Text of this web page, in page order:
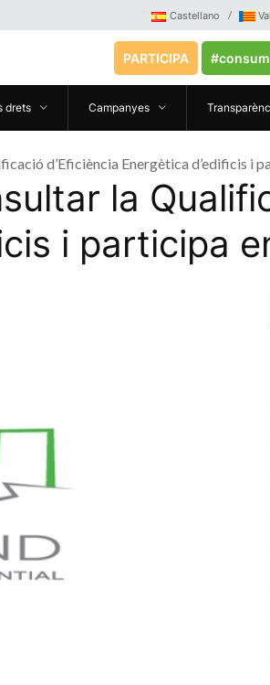
Castellano
PARTICIPA
drets Campanyes
d’Eficiència Energètica d’edificis i
la
i participa